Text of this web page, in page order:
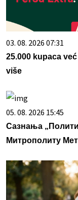
03. 08. 2026 07:31
25.000 kupaca
više
05. 08. 2026 15:45
Сазнања
Митрополиту